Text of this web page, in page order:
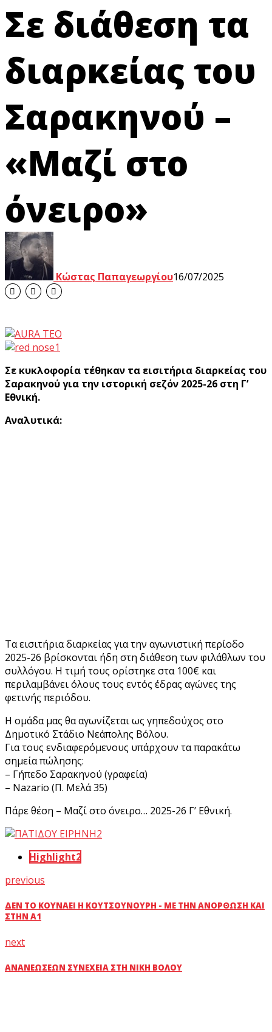
Σε διάθεση τα
διαρκείας του
Σαρακηνού –
«Μαζί στο
όνειρο»
Κώστας Παπαγεωργίου16/07/2025
Σε κυκλοφορία τέθηκαν τα εισιτήρια διαρκείας του
Σαρακηνού για την ιστορική σεζόν 2025-26 στη Γ’
Εθνική.
Αναλυτικά:
Τα εισιτήρια διαρκείας για την αγωνιστική περίοδο
2025-26 βρίσκονται ήδη στη διάθεση των φιλάθλων του
συλλόγου. Η τιμή τους ορίστηκε στα 100€ και
περιλαμβάνει όλους τους εντός έδρας αγώνες της
φετινής περιόδου.
Η ομάδα μας θα αγωνίζεται ως γηπεδούχος στο
Δημοτικό Στάδιο Νεάπολης Βόλου.
Για τους ενδιαφερόμενους υπάρχουν τα παρακάτω
σημεία πώλησης:
– Γήπεδο Σαρακηνού (γραφεία)
– Nazario (Π. Μελά 35)
Πάρε θέση – Μαζί στο όνειρο… 2025-26 Γ’ Εθνική.
Highlight2
previous
ΔΕΝ ΤΟ ΚΟΥΝΆΕΙ Η ΚΟΥΤΣΟΥΝΟΎΡΗ - ΜΕ ΤΗΝ ΑΝΌΡΘΩΣΗ ΚΑΙ
ΣΤΗΝ Α1
next
ΑΝΑΝΕΏΣΕΩΝ ΣΥΝΈΧΕΙΑ ΣΤΗ ΝΊΚΗ ΒΌΛΟΥ